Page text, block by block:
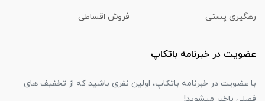
رهگیری پستی فروش اقساطی
عضویت در خبرنامه باتکاپ
با عضویت در خبرنامه باتکاپ، اولین نفری باشید که از تخفیف های